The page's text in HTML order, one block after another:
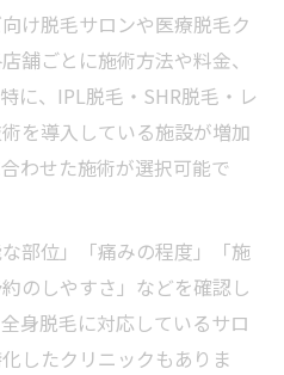
のメリット
違いを解説
を根本解決
違いを徹底解説
法の選び方
違いを知る
毛の進化
け脱毛サロンや医療脱毛ク
舗ごとに施術方法や料金、
に、IPL脱毛・SHR脱毛・レ
を導入している施設が増加
わせた施術が選択可能で
部位」「痛みの程度」「施
のしやすさ」などを確認し
身脱毛に対応しているサロ
したクリニックもありま